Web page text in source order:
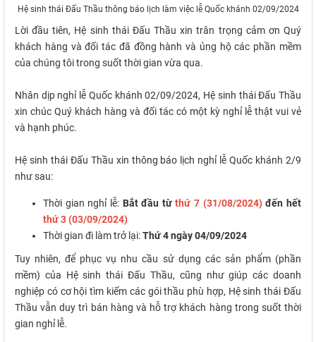
Hệ sinh thái Đấu Thầu thông báo lịch làm việc lễ Quốc khánh 02/09/2024
Lời đầu tiên, Hệ sinh thái Đấu Thầu xin trân trọng cảm ơn Quý
khách hàng và đối tác đã đồng hành và ủng hộ các phần mềm
của chúng tôi trong suốt thời gian vừa qua.
Nhân dịp nghỉ lễ Quốc khánh 02/09/2024, Hệ sinh thái Đấu Thầu
xin chúc Quý khách hàng và đối tác có một kỳ nghỉ lễ thật vui vẻ
và hạnh phúc.
Hệ sinh thái Đấu Thầu xin thông báo lịch nghỉ lễ Quốc khánh 2/9
như sau:
Thời gian nghỉ lễ: Bắt đầu từthứ 7 (31/08/2024)đến hết
thứ 3 (03/09/2024)
Thời gian đi làm trở lại:Thứ 4 ngày 04/09/2024
Tuy nhiên, để phục vụ nhu cầu sử dụng các sản phẩm (phần
mềm) của Hệ sinh thái Đấu Thầu, cũng như giúp các doanh
nghiệp có cơ hội tìm kiếm các gói thầu phù hợp, Hệ sinh thái Đấu
Thầu vẫn duy trì bán hàng và hỗ trợ khách hàng trong suốt thời
gian nghỉ lễ.